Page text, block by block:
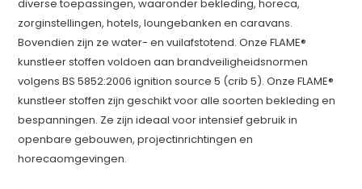
diverse toepassingen, waaronder bekleding, horeca,
zorginstellingen, hotels, loungebanken en caravans.
Bovendien zijn ze water- en vuilafstotend. Onze FLAME®
kunstleer stoffen voldoen aan brandveiligheidsnormen
volgens BS 5852:2006 ignition source 5 (crib 5). Onze FLAME®
kunstleer stoffen zijn geschikt voor alle soorten bekleding en
bespanningen. Ze zijn ideaal voor intensief gebruik in
openbare gebouwen, projectinrichtingen en
horecaomgevingen.